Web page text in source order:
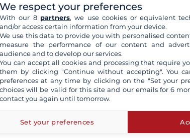
in
We respect your preferences
With our 8 partners, we use cookies or equivalent
and/or access certain information from your device.
We use this data to provide you with personalised
measure the performance of our content and
audience and to develop our services.
You can accept all cookies and processing that require
them by clicking "Continue without accepting". You
preferences at any time by clicking on the "Set your
choices will be valid for this site and our emails for 6
contact you again until tomorrow.
Set your preferences